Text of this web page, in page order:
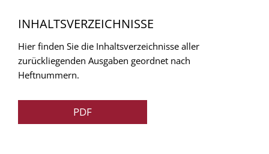
INHALTSVERZEICHNISSE
Hier finden Sie die Inhaltsverzeichnisse aller
zurückliegenden Ausgaben geordnet nach
Heftnummern.
PDF